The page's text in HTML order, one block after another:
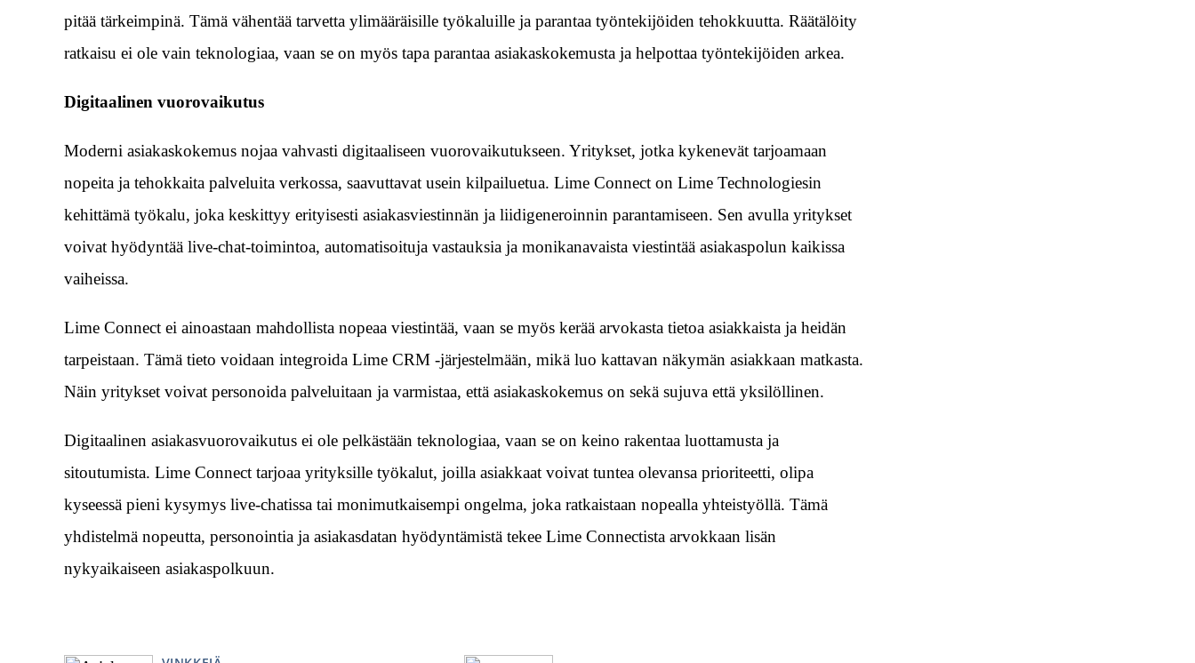
pitää tärkeimpinä. Tämä vähentää tarvetta ylimääräisille työkaluille ja parantaa työntekijöiden tehokkuutta. Räätälöity
ratkaisu ei ole vain teknologiaa, vaan se on myös tapa parantaa asiakaskokemusta ja helpottaa työntekijöiden arkea.
Digitaalinen vuorovaikutus
Moderni asiakaskokemus nojaa vahvasti digitaaliseen vuorovaikutukseen. Yritykset, jotka kykenevät tarjoamaan
nopeita ja tehokkaita palveluita verkossa, saavuttavat usein kilpailuetua. Lime Connect on Lime Technologiesin
kehittämä työkalu, joka keskittyy erityisesti asiakasviestinnän ja liidigeneroinnin parantamiseen. Sen avulla yritykset
voivat hyödyntää live-chat-toimintoa, automatisoituja vastauksia ja monikanavaista viestintää asiakaspolun kaikissa
vaiheissa.
Lime Connect ei ainoastaan mahdollista nopeaa viestintää, vaan se myös kerää arvokasta tietoa asiakkaista ja heidän
tarpeistaan. Tämä tieto voidaan integroida Lime CRM -järjestelmään, mikä luo kattavan näkymän asiakkaan matkasta.
Näin yritykset voivat personoida palveluitaan ja varmistaa, että asiakaskokemus on sekä sujuva että yksilöllinen.
Digitaalinen asiakasvuorovaikutus ei ole pelkästään teknologiaa, vaan se on keino rakentaa luottamusta ja
sitoutumista. Lime Connect tarjoaa yrityksille työkalut, joilla asiakkaat voivat tuntea olevansa prioriteetti, olipa
kyseessä pieni kysymys live-chatissa tai monimutkaisempi ongelma, joka ratkaistaan nopealla yhteistyöllä. Tämä
yhdistelmä nopeutta, personointia ja asiakasdatan hyödyntämistä tekee Lime Connectista arvokkaan lisän
nykyaikaiseen asiakaspolkuun.